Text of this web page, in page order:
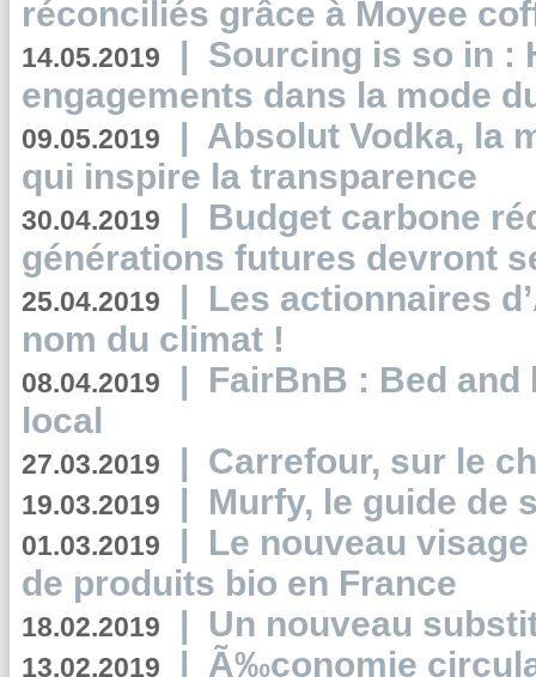
réconciliés grâce à Moyee
14.05.2019 | Sourcing is so in :
engagements dans la mode
09.05.2019 | Absolut Vodka, la
qui inspire la transparence
30.04.2019 | Budget carbone
générations futures devront
25.04.2019 | Les actionnaires
nom du climat !
08.04.2019 | FairBnB : Bed
local
27.03.2019 | Carrefour, sur le
19.03.2019 | Murfy, le guide de
01.03.2019 | Le nouveau
de produits bio en France
18.02.2019 | Un nouveau
13.02.2019 | Ã‰conomie